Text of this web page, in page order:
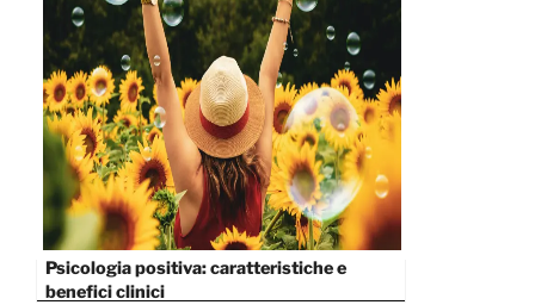
Psicologia positiva: caratteristiche e
benefici clinici